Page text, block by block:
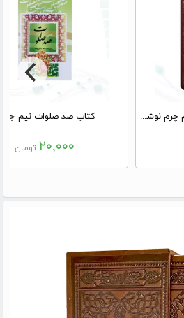
منتخب مفاتیح نیم جیبی پدرم چرم نوشته طلاکوب کتاب صد صلوات نیم
۲۰,۰۰۰ تومان